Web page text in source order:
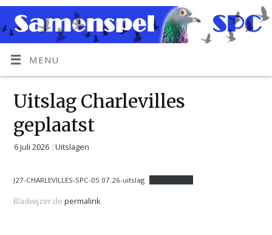
MENU
Uitslag Charlevilles
geplaatst
6 juli 2026 |Uitslagen
J27-CHARLEVILLES-SPC-05.07.26-uitslag
Bladwijzer de permalink.